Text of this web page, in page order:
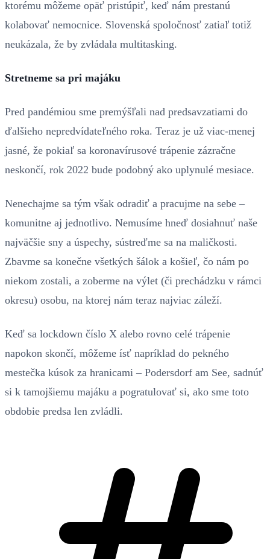
ktorému môžeme opäť pristúpiť, keď nám prestanú
kolabovať nemocnice. Slovenská spoločnosť zatiaľ totiž
neukázala, že by zvládala multitasking.
Stretneme sa pri majáku
Pred pandémiou sme premýšľali nad predsavzatiami do
ďalšieho nepredvídateľného roka. Teraz je už viac-menej
jasné, že pokiaľ sa koronavírusové trápenie zázračne
neskončí, rok 2022 bude podobný ako uplynulé mesiace.
Nenechajme sa tým však odradiť a pracujme na sebe –
komunitne aj jednotlivo. Nemusíme hneď dosiahnuť naše
najväčšie sny a úspechy, sústreďme sa na maličkosti.
Zbavme sa konečne všetkých šálok a košieľ, čo nám po
niekom zostali, a zoberme na výlet (či prechádzku v rámci
okresu) osobu, na ktorej nám teraz najviac záleží.
Keď sa lockdown číslo X alebo rovno celé trápenie
napokon skončí, môžeme ísť napríklad do pekného
mestečka kúsok za hranicami – Podersdorf am See, sadnúť
si k tamojšiemu majáku a pogratulovať si, ako sme toto
obdobie predsa len zvládli.